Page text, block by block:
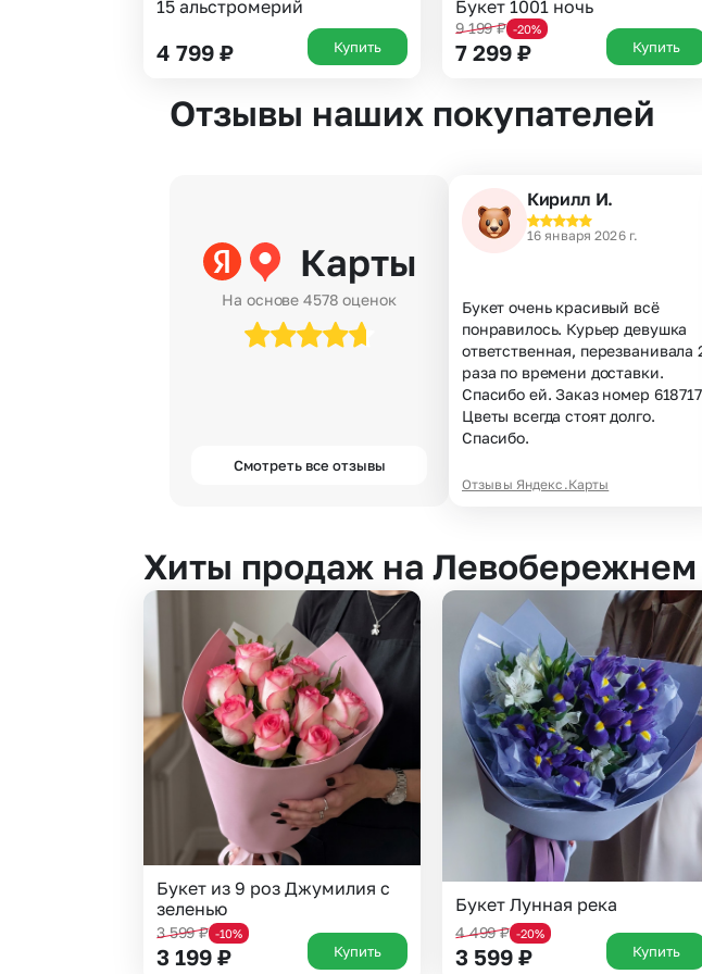
15 альстромерий
4 799 ₽ Купить
Букет 1001 ночь
9 199₽ -20%
7 299 ₽ Купить
Отзывы наших покупателей
Карты
На основе 4578 оценок
Смотреть все отзывы
Кирилл И.
16 января 2026 г.
Букет очень красивый всё
понравилось. Курьер девушка
ответственная, перезванивала
раза по времени доставки.
Спасибо ей. Заказ номер
Цветы всегда стоят долго.
Спасибо.
Отзывы Яндекс.Карты
Хиты продаж на Левобережнем
Букет из 9 роз Джумилия с
зеленью
3 599₽ -10%
3 199 ₽ Купить
Букет Лунная река
4 499₽ -20%
3 599 ₽ Купить